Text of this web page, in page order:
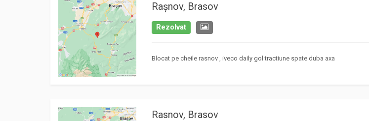
Rașnov, Brasov
Rezolvat
Blocat pe cheile rasnov , iveco daily gol tractiune spate duba axa
Rasnov, Brasov